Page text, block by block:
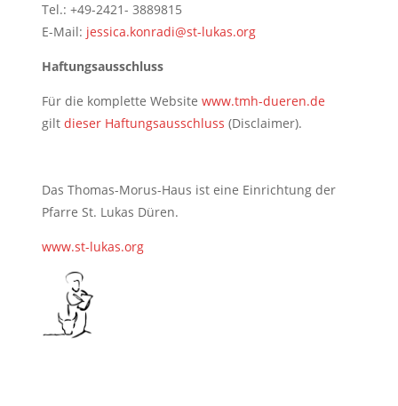
Tel.: +49-2421- 3889815
E-Mail: jessica.konradi@st-lukas.org
Haftungsausschluss
Für die komplette Websitewww.tmh-dueren.de
giltdieser Haftungsausschluss (Disclaimer).
Das Thomas-Morus-Haus ist eine Einrichtung der
Pfarre St. Lukas Düren.
www.st-lukas.org